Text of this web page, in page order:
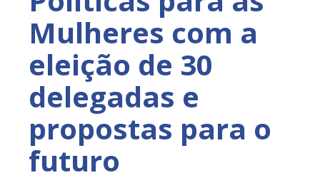
Mulheres com a
eleição de 30
delegadas e
propostas para o
futuro